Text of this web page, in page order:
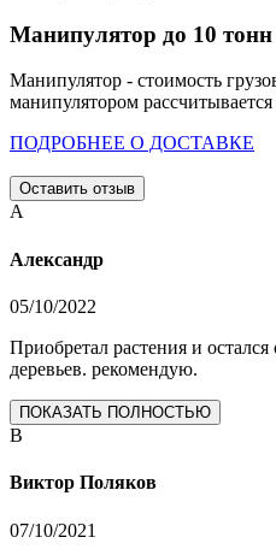
Манипулятор до 10 тонн
Манипулятор - стоимость
манипулятором
ПОДРОБНЕЕ О ДОСТАВКЕ
Оставить отзыв
А
Александр
05/10/2022
Приобретал растения и остался
деревьев. рекомендую.
ПОКАЗАТЬ ПОЛНОСТЬЮ
В
Виктор Поляков
07/10/2021